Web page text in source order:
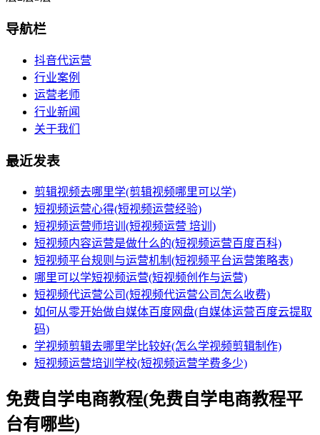
导航栏
抖音代运营
行业案例
运营老师
行业新闻
关于我们
最近发表
剪辑视频去哪里学(剪辑视频哪里可以学)
短视频运营心得(短视频运营经验)
短视频运营师培训(短视频运营 培训)
短视频内容运营是做什么的(短视频运营百度百科)
短视频平台规则与运营机制(短视频平台运营策略表)
哪里可以学短视频运营(短视频创作与运营)
短视频代运营公司(短视频代运营公司怎么收费)
如何从零开始做自媒体百度网盘(自媒体运营百度云提取
码)
学视频剪辑去哪里学比较好(怎么学视频剪辑制作)
短视频运营培训学校(短视频运营学费多少)
免费自学电商教程(免费自学电商教程平
台有哪些)